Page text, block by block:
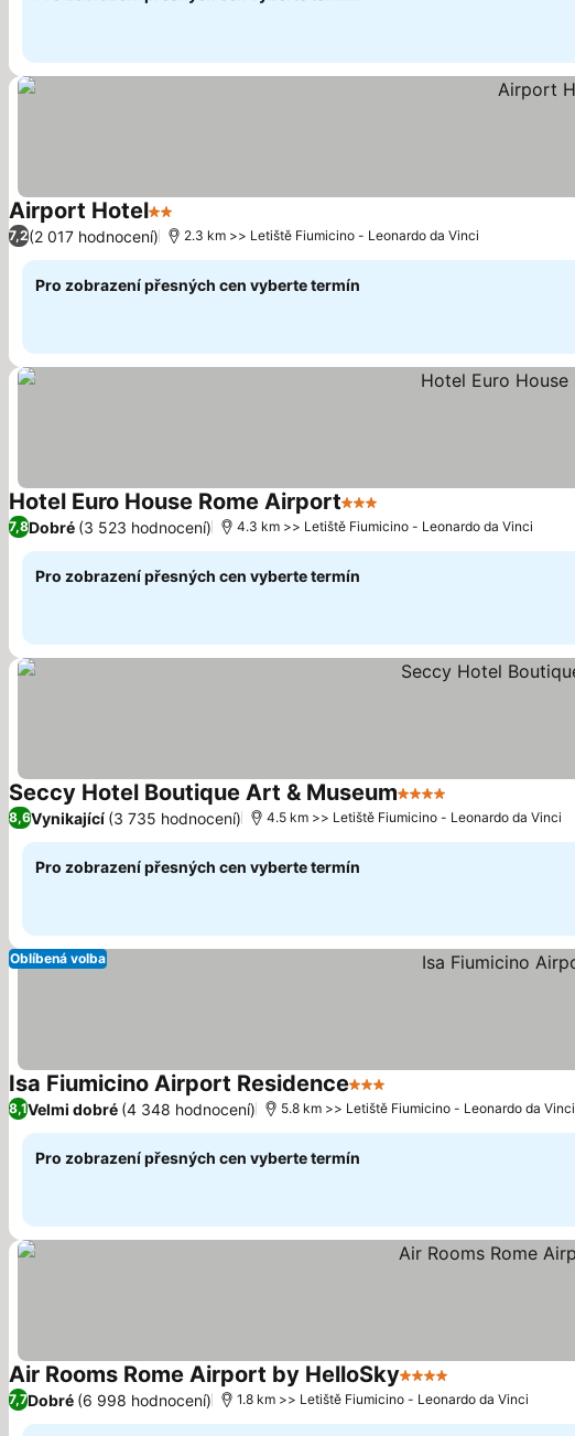
Airport Hotel2 Počet hvězdiček
Ukázat ceny
7,2(2 017 hodnocení) 2.3 km >> Letiště Fiumicino - Leonardo da Vinci
Pro zobrazení přesných cen vyberte termín
Hotel Euro House Rome Airport3 Počet hvězdiček
7,8Dobré (3 523 hodnocení) 4.3 km >> Letiště Fiumicino - Leonardo da Vinci
Pro zobrazení přesných cen vyberte termín
Seccy Hotel Boutique Art & Museum4 Počet hvězdiček
8,6Vynikající (3 735 hodnocení) 4.5 km >> Letiště Fiumicino - Leonardo da Vinci
Pro zobrazení přesných cen vyberte termín
Oblíbená volba
Isa Fiumicino Airport Residence3 Počet hvězdiček
8,1Velmi dobré (4 348 hodnocení) 5.8 km >> Letiště Fiumicino - Leonardo da Vinci
Pro zobrazení přesných cen vyberte termín
Air Rooms Rome Airport by HelloSky4 Počet hvězdiček
7,7Dobré (6 998 hodnocení) 1.8 km >> Letiště Fiumicino - Leonardo da Vinci